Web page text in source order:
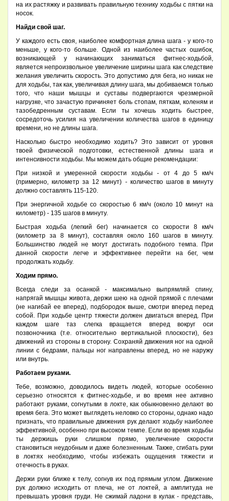
на их растяжку и развивать правильную технику ходьбы с пятки на
носок.
Найди свой шаг.
У каждого есть своя, наиболее комфортная длина шага - у кого-то
меньше, у кого-то больше. Одной из наиболее частых ошибок,
возникающей у начинающих заниматься фитнес-ходьбой,
является непроизвольное увеличение ширины шага как следствие
желания увеличить скорость. Это допустимо для бега, но никак не
для ходьбы, так как, увеличивая длину шага, мы добиваемся только
того, что наши мышцы и суставы подвергаются чрезмерной
нагрузке, что зачастую причиняет боль стопам, пяткам, коленям и
тазобедренным суставам. Если ты хочешь ходить быстрее,
сосредоточь усилия на увеличении количества шагов в единицу
времени, но не длины шага.
Насколько быстро необходимо ходить? Это зависит от уровня
твоей физической подготовки, естественной длины шага и
интенсивности ходьбы. Мы можем дать общие рекомендации:
При низкой и умеренной скорости ходьбы - от 4 до 5 км/ч
(примерно, километр за 12 минут) - количество шагов в минуту
должно составлять 115-120.
При энергичной ходьбе со скоростью 6 км/ч (около 10 минут на
километр) - 135 шагов в минуту.
Быстрая ходьба (легкий бег) начинается со скорости 8 км/ч
(километр за 8 минут), составляя около 160 шагов в минуту.
Большинство людей не могут достигать подобного темпа. При
данной скорости легче и эффективнее перейти на бег, чем
продолжать ходьбу.
Ходим прямо.
Всегда следи за осанкой - максимально выпрямляй спину,
напрягай мышцы живота, держи шею на одной прямой с плечами
(не нагибай ее вперед), подбородок выше, смотри вперед перед
собой. При ходьбе центр тяжести должен двигаться вперед. При
каждом шаге таз слегка вращается вперед вокруг оси
позвоночника (т.е. относительно вертикальной плоскости), без
движений из стороны в сторону. Сохраняй движения ног на одной
линии с бедрами, пальцы ног направлены вперед, но не наружу
или внутрь.
Работаем руками.
Тебе, возможно, доводилось видеть людей, которые особенно
серьезно относятся к фитнес-ходьбе, и во время нее активно
работают руками, согнутыми в локте, как обыкновенно делают во
время бега. Это может выглядеть неловко со стороны, однако надо
признать, что правильные движения рук делают ходьбу наиболее
эффективной, особенно при высоком темпе. Если во время ходьбы
ты держишь руки слишком прямо, увеличение скорости
становиться неудобным и даже болезненным. Также, сгибать руки
в локтях необходимо, чтобы избежать ощущения тяжести и
отечность в руках.
Держи руки ближе к телу, согнув их под прямым углом. Движение
рук должно исходить от плеча, не от локтей, а амплитуда не
превышать уровня груди. Не сжимай ладони в кулак - представь,